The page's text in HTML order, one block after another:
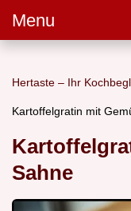
Menu
Hertaste – Ihr
Kartoffelgratin mit
Sahne